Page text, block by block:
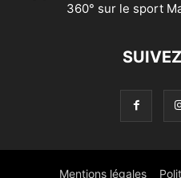
Mentions légales